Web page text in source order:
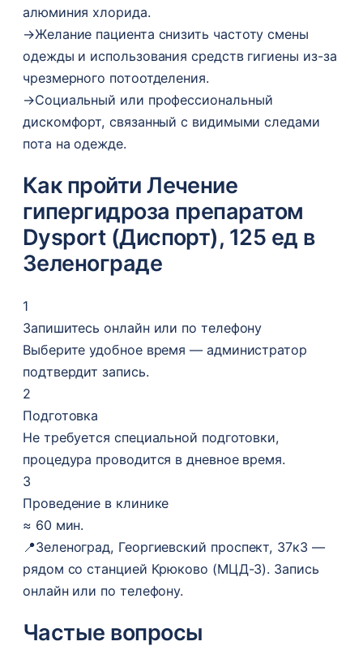
алюминия хлорида.
→Желание пациента снизить частоту смены
одежды и использования средств гигиены из-за
чрезмерного потоотделения.
→Социальный или профессиональный
дискомфорт, связанный с видимыми следами
пота на одежде.
Как пройти Лечение
гипергидроза препаратом
Dysport (Диспорт), 125 ед в
Зеленограде
1
Запишитесь онлайн или по телефону
Выберите удобное время — администратор
подтвердит запись.
2
Подготовка
Не требуется специальной подготовки,
процедура проводится в дневное время.
3
Проведение в клинике
≈ 60 мин.
📍Зеленоград, Георгиевский проспект, 37к3 —
рядом со станцией Крюково (МЦД-3). Запись
онлайн или по телефону.
Частые вопросы